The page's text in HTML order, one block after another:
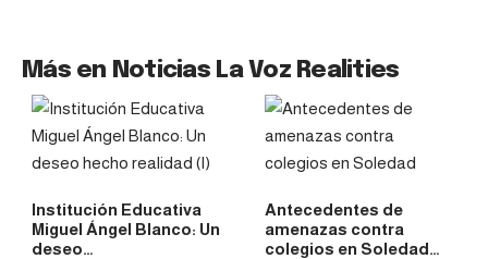
Más en Noticias La Voz Realities
Institución Educativa
Miguel Ángel Blanco: Un
deseo…
Antecedentes de
amenazas contra
colegios en Soledad…